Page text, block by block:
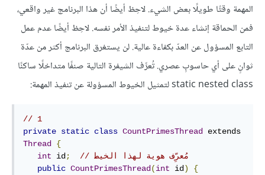
المهمة وقتًا طويلًا بعض الشيء. لاحِظ أيضًا أن هذا البرنامج غير واقعي،
فمن الحماقة إنشاء عدة خيوط لتنفيذ الأمر نفسه. لاحِظ أيضًا عدم عمل
التابع المسؤول عن العدّ بكفاءة عالية. لن يستغرق البرنامج أكثر من عدّة
ثوانٍ على أي حاسوبٍ عصري. تُعرِّف الشيفرة التالية صنفًا متداخلًا ساكنًا
static nested class لتمثيل الخيوط المسؤولة عن تنفيذ المهمة:
// 1
private static class CountPrimesThread
Thread
{
int id ;
public CountPrimesThread (int id )
{